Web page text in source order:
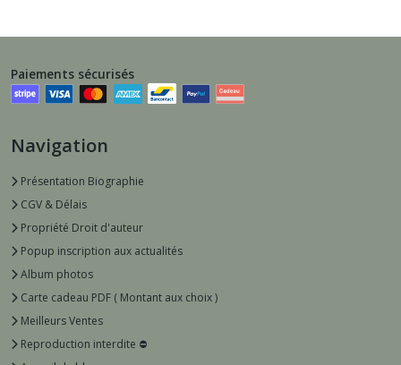
Paiements sécurisés
Navigation
Présentation Biographie
CGV & Délais
Propriété Droit d'auteur
Popup inscription aux actualités
Album photos
Carte cadeau PDF ( Montant aux choix )
Meilleurs Ventes
Reproduction interdite ⛔️